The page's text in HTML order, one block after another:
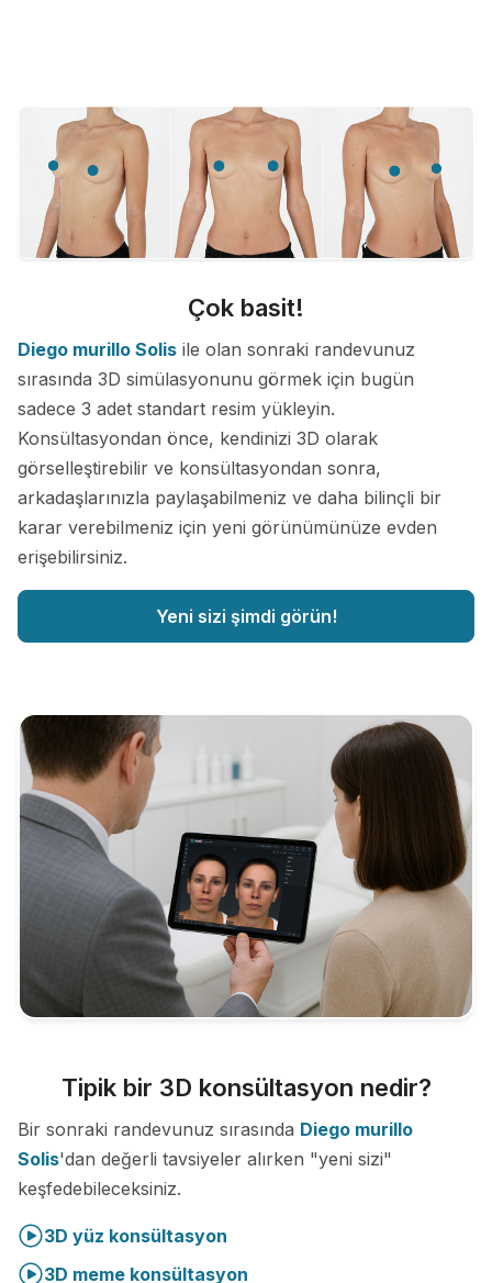
Çok basit!
Diego murillo Solis ile olan sonraki randevunuz
sırasında 3D simülasyonunu görmek için bugün
sadece 3 adet standart resim yükleyin.
Konsültasyondan önce, kendinizi 3D olarak
görselleştirebilir ve konsültasyondan sonra,
arkadaşlarınızla paylaşabilmeniz ve daha bilinçli bir
karar verebilmeniz için yeni görünümünüze evden
erişebilirsiniz.
Yeni sizi şimdi görün!
Tipik bir 3D konsültasyon nedir?
Bir sonraki randevunuz sırasında Diego murillo
Solis'dan değerli tavsiyeler alırken "yeni sizi"
keşfedebileceksiniz.
3D yüz konsültasyon
3D meme konsültasyon